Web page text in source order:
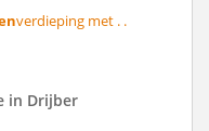
verdieping met . .
in Drijber